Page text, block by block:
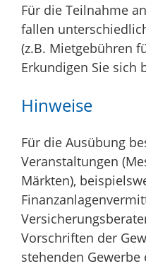
Für die Teilnahme
fallen
(z.B. Mietgebühren
Erkundigen Sie sich
Hinweise
Für die Ausübung
Veranstaltungen
Märkten),
Vorschriften der
stehenden